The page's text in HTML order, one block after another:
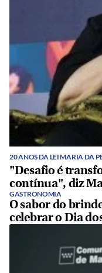
20 ANOS DA LEI MARIA DA
"Desafio é
contínua", diz
GASTRONOMIA
O sabor do
celebrar o Dia